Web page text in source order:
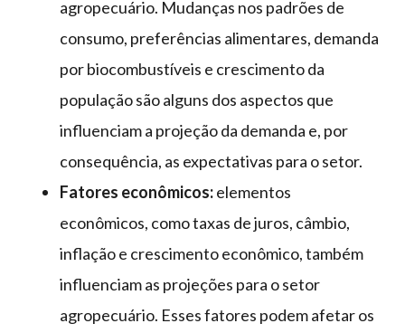
agropecuário. Mudanças nos padrões de
consumo, preferências alimentares, demanda
por biocombustíveis e crescimento da
população são alguns dos aspectos que
influenciam a projeção da demanda e, por
consequência, as expectativas para o setor.
Fatores econômicos:elementos
econômicos, como taxas de juros, câmbio,
inflação e crescimento econômico, também
influenciam as projeções para o setor
agropecuário. Esses fatores podem afetar os